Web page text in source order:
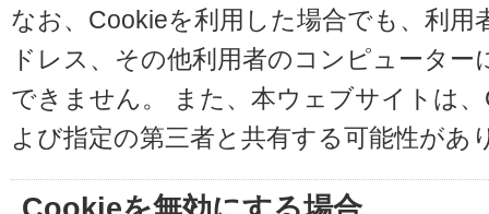
なお、Cookieを利用した場合でも、利用
ドレス、その他利用者のコンピュータ
できません。 また、本ウェブサイトは
よび指定の第三者と共有する可能性があ